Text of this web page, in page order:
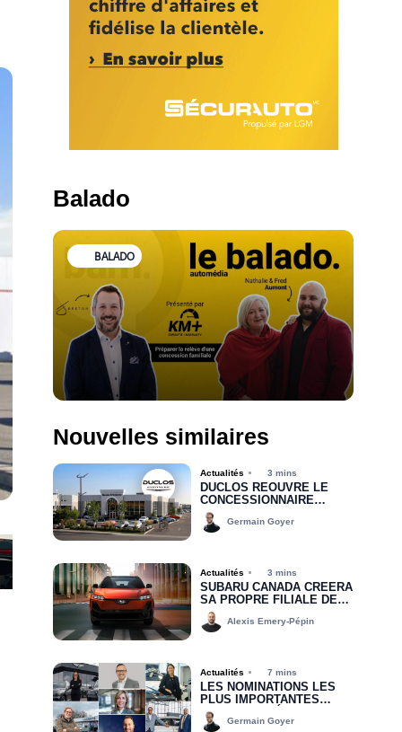
Balado
BALADO
Nouvelles similaires
Actualités 3 mins
DUCLOS RÉOUVRE LE
CONCESSIONNAIRE
CHRYSLER DODGE JEEP
RAM DE DRUMMONDVILLE
Germain Goyer
Actualités 3 mins
SUBARU CANADA CRÉERA
SA PROPRE FILIALE DE
FINANCEMENT D’ICI 2030
Alexis Emery-Pépin
Actualités 7 mins
LES NOMINATIONS LES
PLUS IMPORTANTES
DEPUIS LE DÉBUT DE
2026
Germain Goyer